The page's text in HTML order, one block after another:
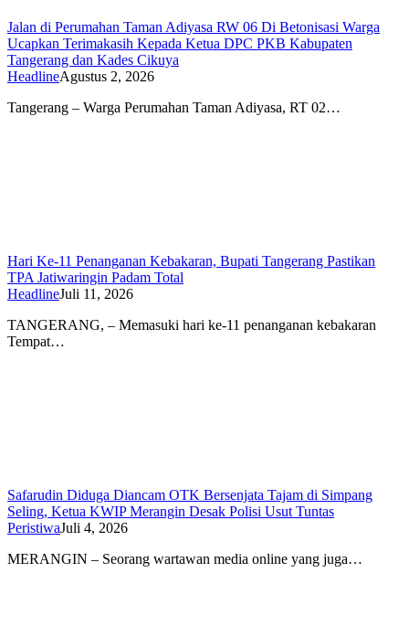
Jalan di Perumahan Taman Adiyasa RW 06 Di Betonisasi Warga
Ucapkan Terimakasih Kepada Ketua DPC PKB Kabupaten
Tangerang dan Kades Cikuya
HeadlineAgustus 2, 2026
Tangerang – Warga Perumahan Taman Adiyasa, RT 02…
Hari Ke-11 Penanganan Kebakaran, Bupati Tangerang Pastikan
TPA Jatiwaringin Padam Total
HeadlineJuli 11, 2026
TANGERANG, – Memasuki hari ke-11 penanganan kebakaran
Tempat…
Safarudin Diduga Diancam OTK Bersenjata Tajam di Simpang
Seling, Ketua KWIP Merangin Desak Polisi Usut Tuntas
PeristiwaJuli 4, 2026
MERANGIN – Seorang wartawan media online yang juga…